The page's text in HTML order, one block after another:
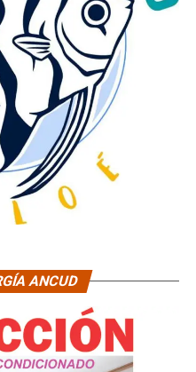
ANCUD